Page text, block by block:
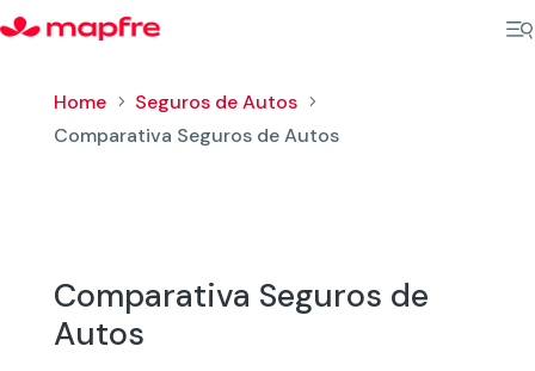
Home 5 Seguros de Autos 5
Comparativa Seguros de Autos
Comparativa Seguros de
Autos